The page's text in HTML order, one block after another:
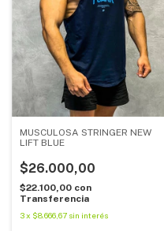
MUSCULOSA STRINGER NEW
LIFT BLUE
$26.000,00
$22.100,00 con
Transferencia
3x $8.666,67 sin interés